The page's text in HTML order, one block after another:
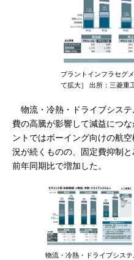
プラントインフラセグ
て拡大］ 出所：三菱重
物流・冷熱・ドライブシス
費の高騰が影響して減益につ
ントではボーイング向けの航
況が続くものの、固定費抑制
前年同期比で増加した。
物流・冷熱・ドライブシス